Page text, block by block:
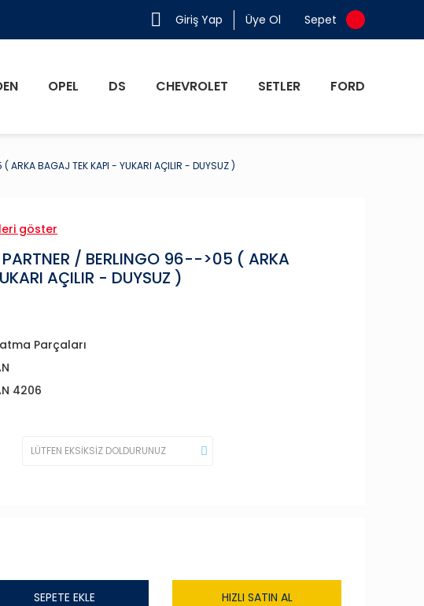
Giriş Yap Üye Ol Sepet
OPEL DS CHEVROLET SETLER FORD
BAGAJ TEK KAPI - YUKARI AÇILIR - DUYSUZ )
göster
/ BERLINGO 96-->05 ( ARKA
AÇILIR - DUYSUZ )
Parçaları
4206
SEPETE EKLE HIZLI SATIN AL